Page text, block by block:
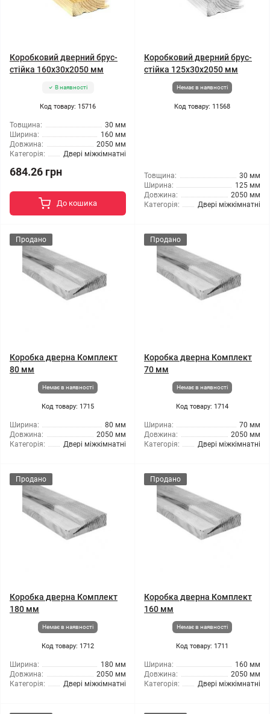
Коробковий дверний брус-
стійка 160x30x2050 мм
В наявності
Код товару: 15716
Товщина:
30 мм
Ширина:
160 мм
Довжина:
2050 мм
Категорія:
Двері міжкімнатні
684.26 грн
До кошика
Коробковий дверний брус-
стійка 125x30x2050 мм
Немає в наявності
Код товару: 11568
Товщина:
30 мм
Ширина:
125 мм
Довжина:
2050 мм
Категорія:
Двері міжкімнатні
Продано
Коробка дверна Комплект
80 мм
Немає в наявності
Код товару: 1715
Ширина:
80 мм
Довжина:
2050 мм
Категорія:
Двері міжкімнатні
Продано
Коробка дверна Комплект
70 мм
Немає в наявності
Код товару: 1714
Ширина:
70 мм
Довжина:
2050 мм
Категорія:
Двері міжкімнатні
Продано
Коробка дверна Комплект
180 мм
Немає в наявності
Код товару: 1712
Ширина:
180 мм
Довжина:
2050 мм
Категорія:
Двері міжкімнатні
Продано
Коробка дверна Комплект
160 мм
Немає в наявності
Код товару: 1711
Ширина:
160 мм
Довжина:
2050 мм
Категорія:
Двері міжкімнатні